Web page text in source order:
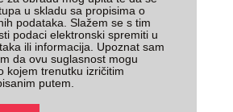
u skladu sa propisima o
podataka. Slažem se s tim
podaci elektronski spremiti u
ili informacija. Upoznat sam
da ovu suglasnost mogu
kojem trenutku izričitim
putem.